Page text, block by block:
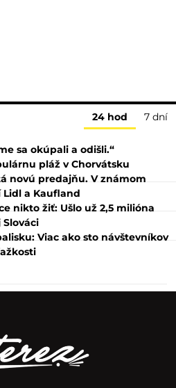
24 hod 7 dní
sa okúpali a odišli.“
pláž v Chorvátsku
novú predajňu. V známom
a Kaufland
nikto žiť: Ušlo už 2,5 milióna
Viac ako sto návštevníkov